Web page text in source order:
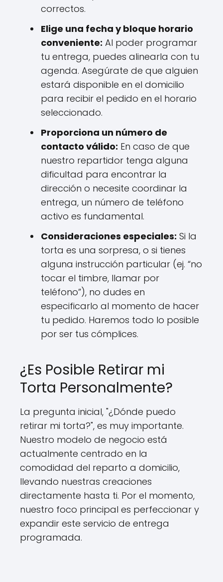
correctos.
Elige una fecha y bloque horario
conveniente: Al poder programar
tu entrega, puedes alinearla con tu
agenda. Asegúrate de que alguien
estará disponible en el domicilio
para recibir el pedido en el horario
seleccionado.
Proporciona un número de
contacto válido: En caso de que
nuestro repartidor tenga alguna
dificultad para encontrar la
dirección o necesite coordinar la
entrega, un número de teléfono
activo es fundamental.
Consideraciones especiales: Si la
torta es una sorpresa, o si tienes
alguna instrucción particular (ej. “no
tocar el timbre, llamar por
teléfono”), no dudes en
especificarlo al momento de hacer
tu pedido. Haremos todo lo posible
por ser tus cómplices.
¿Es Posible Retirar mi
Torta Personalmente?
La pregunta inicial, "¿Dónde puedo
retirar mi torta?", es muy importante.
Nuestro modelo de negocio está
actualmente centrado en la
comodidad del reparto a domicilio,
llevando nuestras creaciones
directamente hasta ti. Por el momento,
nuestro foco principal es perfeccionar y
expandir este servicio de entrega
programada.